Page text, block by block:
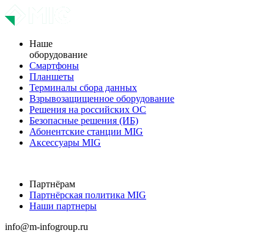
Наше
оборудование
Смартфоны
Планшеты
Терминалы сбора данных
Взрывозащищенное оборудование
Решения на российских ОС
Безопасные решения (ИБ)
Абонентские станции MIG
Аксессуары MIG
Партнёрам
Партнёрская политика MIG
Наши партнеры
info@m-infogroup.ru